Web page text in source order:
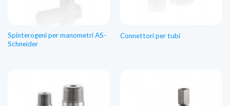
Spinterogeni per manometri AS-
Schneider
Connettori per tubi